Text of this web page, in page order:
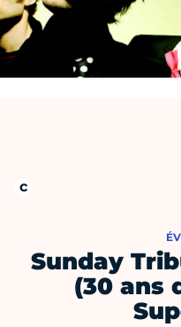
Sunday
(30 ans